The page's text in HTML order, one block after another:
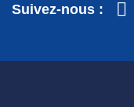
Suivez-nous :